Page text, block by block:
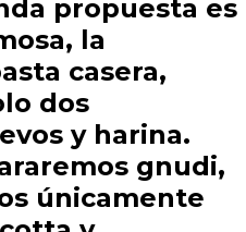
propuesta es
la
casera,
dos
y harina.
gnudi,
únicamente